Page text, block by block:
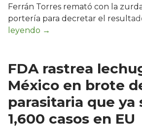
Ferrán Torres remató con la
portería para decretar el
FDA rastrea
México en brote
parasitaria que ya
1,600 casos en EU